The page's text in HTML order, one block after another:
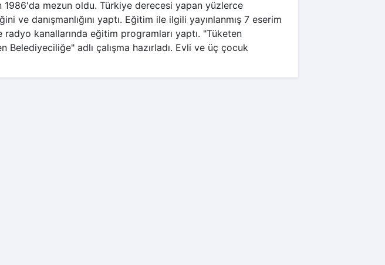
1986'da mezun oldu. Türkiye derecesi yapan yüzlerce
ve danışmanlığını yaptı. Eğitim ile ilgili yayınlanmış 7 eserim
radyo kanallarında eğitim programları yaptı. "Tüketen
Belediyeciliğe" adlı çalışma hazırladı. Evli ve üç çocuk